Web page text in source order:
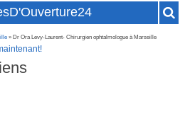
» Dr Ora Levy-Laurent- Chirurgien ophtalmologue à Marseille